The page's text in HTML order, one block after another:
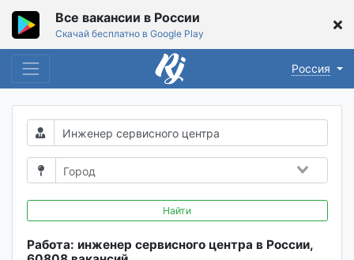
Все вакансии в России
Скачай бесплатно в Google Play
Россия
Найти
Работа: инженер сервисного центра в России,